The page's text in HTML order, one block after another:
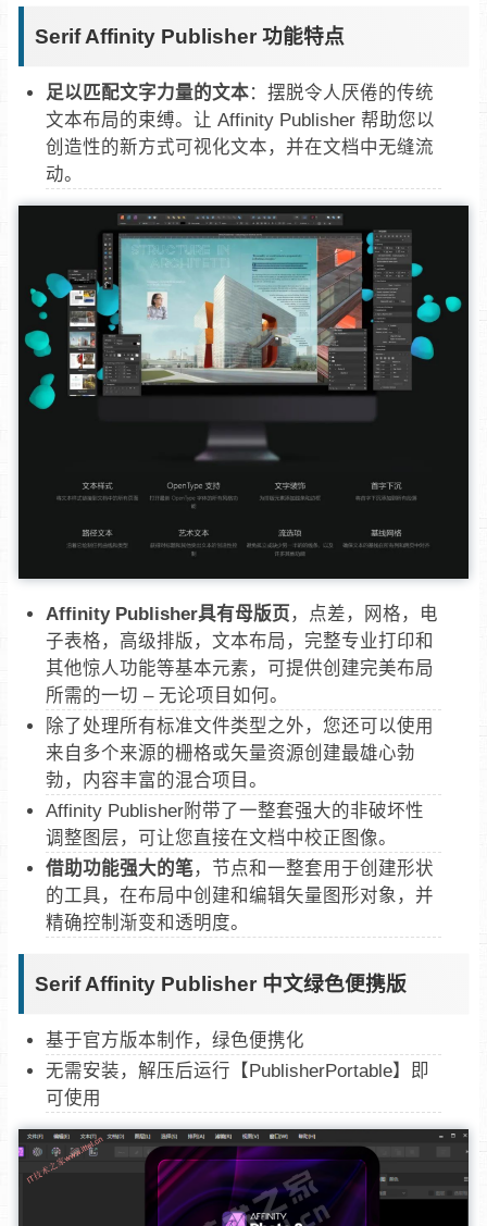
Serif Affinity Publisher 功能特点
足以匹配文字力量的文本：摆脱令人厌倦的传统
文本布局的束缚。让 Affinity Publisher 帮助您以
创造性的新方式可视化文本，并在文档中无缝流
动。
Affinity Publisher具有母版页 ，点差，网格，电
子表格，高级排版，文本布局，完整专业打印和
其他惊人功能等基本元素，可提供创建完美布局
所需的一切 – 无论项目如何。
除了处理所有标准文件类型之外，您还可以使用
来自多个来源的栅格或矢量资源创建最雄心勃
勃，内容丰富的混合项目。
Affinity Publisher附带了一整套强大的非破坏性
调整图层，可让您直接在文档中校正图像。
借助功能强大的笔，节点和一整套用于创建形状
的工具，在布局中创建和编辑矢量图形对象，并
精确控制渐变和透明度。
Serif Affinity Publisher 中文绿色便携版
基于官方版本制作，绿色便携化
无需安装，解压后运行【PublisherPortable】即
可使用